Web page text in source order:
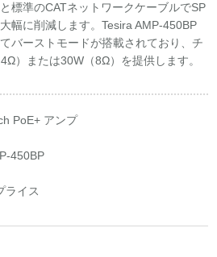
標準のCATネットワークケーブルでSP
幅に削減します。Tesira AMP-450BP
バーストモードが搭載されており、チ
）または30W（8Ω）を提供します。
PoE+ アンプ
450BP
ライス